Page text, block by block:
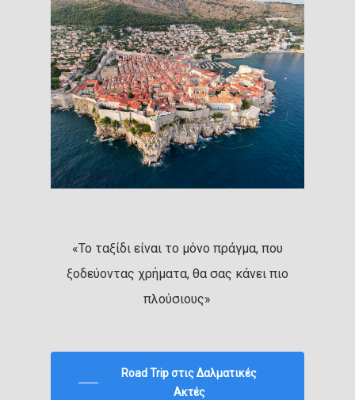
«Το ταξίδι είναι το μόνο πράγμα, που
ξοδεύοντας χρήματα, θα σας κάνει πιο
πλούσιους»
Road Trip στις Δαλματικές
Ακτές